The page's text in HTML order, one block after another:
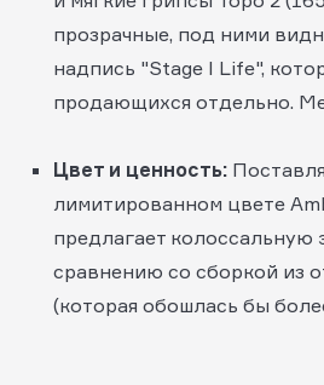
прозрачные, под ними
надпись "Stage I Life",
продающихся отдельно.
Цвет и ценность:
лимитированном цвете
предлагает
сравнению со сборкой из
(которая обошлась бы